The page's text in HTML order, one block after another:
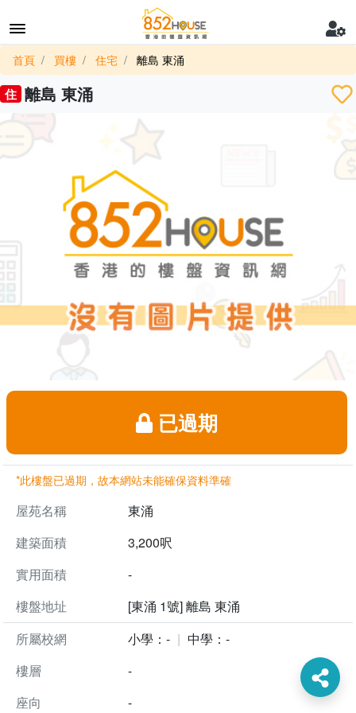
首頁 買樓 住宅 離島 東涌
住 離島 東涌
已過期
*此樓盤已過期，故本網站未能確保資料準確
屋苑名稱
東涌
建築面積
3,200呎
實用面積
-
樓盤地址
[東涌 1號] 離島 東涌
所屬校網
小學：-
中學：-
樓層
-
座向
-